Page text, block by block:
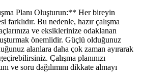
Planı Oluşturun:** Her bireyin
farklıdır. Bu nedenle, hazır çalışma
ve eksiklerinize odaklanan
önemlidir. Güçlü olduğunuz
alanlara daha çok zaman ayırarak
Çalışma planınızı
ve soru dağılımını dikkate almayı